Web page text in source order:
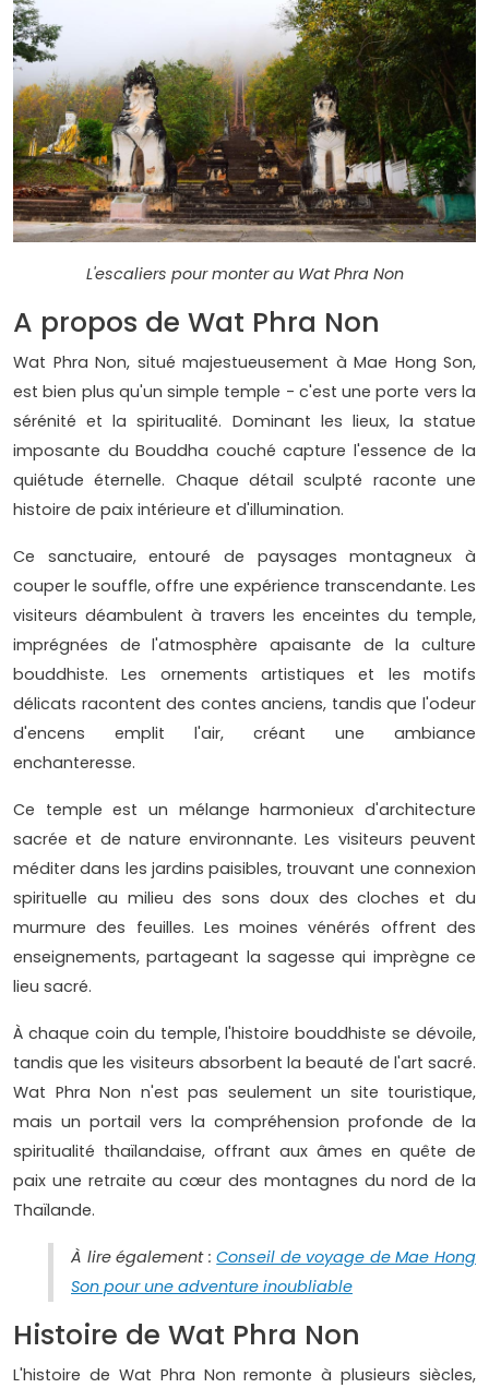
L'escaliers pour monter au Wat Phra Non
A propos de Wat Phra Non
Wat Phra Non, situé majestueusement à Mae Hong Son,
est bien plus qu'un simple temple - c'est une porte vers la
sérénité et la spiritualité. Dominant les lieux, la statue
imposante du Bouddha couché capture l'essence de la
quiétude éternelle. Chaque détail sculpté raconte une
histoire de paix intérieure et d'illumination.
Ce sanctuaire, entouré de paysages montagneux à
couper le souffle, offre une expérience transcendante. Les
visiteurs déambulent à travers les enceintes du temple,
imprégnées de l'atmosphère apaisante de la culture
bouddhiste. Les ornements artistiques et les motifs
délicats racontent des contes anciens, tandis que l'odeur
d'encens emplit l'air, créant une ambiance
enchanteresse.
Ce temple est un mélange harmonieux d'architecture
sacrée et de nature environnante. Les visiteurs peuvent
méditer dans les jardins paisibles, trouvant une connexion
spirituelle au milieu des sons doux des cloches et du
murmure des feuilles. Les moines vénérés offrent des
enseignements, partageant la sagesse qui imprègne ce
lieu sacré.
À chaque coin du temple, l'histoire bouddhiste se dévoile,
tandis que les visiteurs absorbent la beauté de l'art sacré.
Wat Phra Non n'est pas seulement un site touristique,
mais un portail vers la compréhension profonde de la
spiritualité thaïlandaise, offrant aux âmes en quête de
paix une retraite au cœur des montagnes du nord de la
Thaïlande.
À lire également :Conseil de voyage de Mae Hong
Son pour une adventure inoubliable
Histoire de Wat Phra Non
L'histoire de Wat Phra Non remonte à plusieurs siècles,